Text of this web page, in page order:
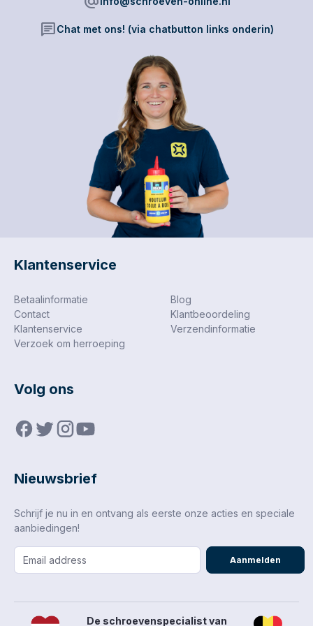
veiligheid van
chatChat met ons! (via chatbutton links onderin)
Klantenservice
Betaalinformatie
Blog
Contact
Klantbeoordeling
Klantenservice
Verzendinformatie
Verzoek om herroeping
Volg ons
Nieuwsbrief
Schrijf je nu in en ontvang als eerste onze acties en speciale
aanbiedingen!
Aanmelden
De schroevenspecialist van